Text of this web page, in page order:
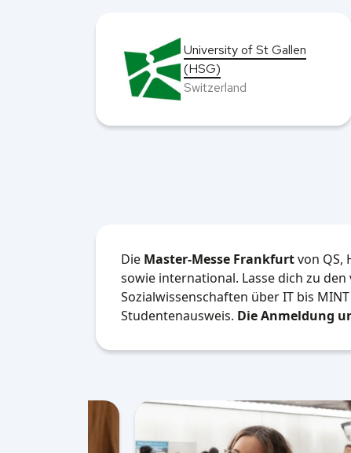
ESSEC Business School,
Paris
France
Die Master-Messe Frankfurtvon QS,
sowie international. Lasse dich zu
Sozialwissenschaften über IT bis
Studentenausweis. Die Anmeldung